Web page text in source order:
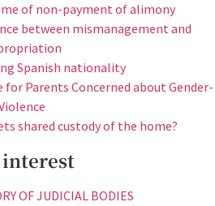
of non-payment of alimony
between mismanagement and
Spanish nationality
for Parents Concerned about Gender-
shared custody of the home?
OF JUDICIAL BODIES